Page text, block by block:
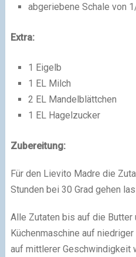
abgeriebene Schale von
Extra:
1 Eigelb
1 EL Milch
2 EL Mandelblättchen
1 EL Hagelzucker
Zubereitung:
Für den Lievito Madre die
Stunden bei 30 Grad gehen
Alle Zutaten bis auf die Butter
Küchenmaschine auf
auf mittlerer Geschwindigkeit